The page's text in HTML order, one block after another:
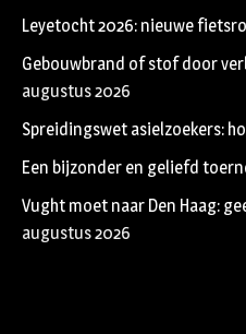
Leyetocht 2026: nieuwe
Gebouwbrand of stof door
augustus 2026
Spreidingswet asielzoekers:
Een bijzonder en geliefd
Vught moet naar Den Haag:
augustus 2026